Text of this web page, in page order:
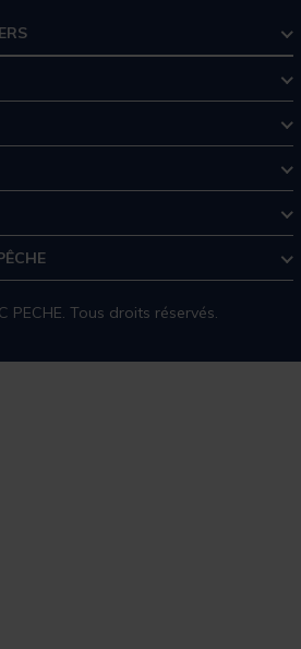
PECHE. Tous droits réservés.